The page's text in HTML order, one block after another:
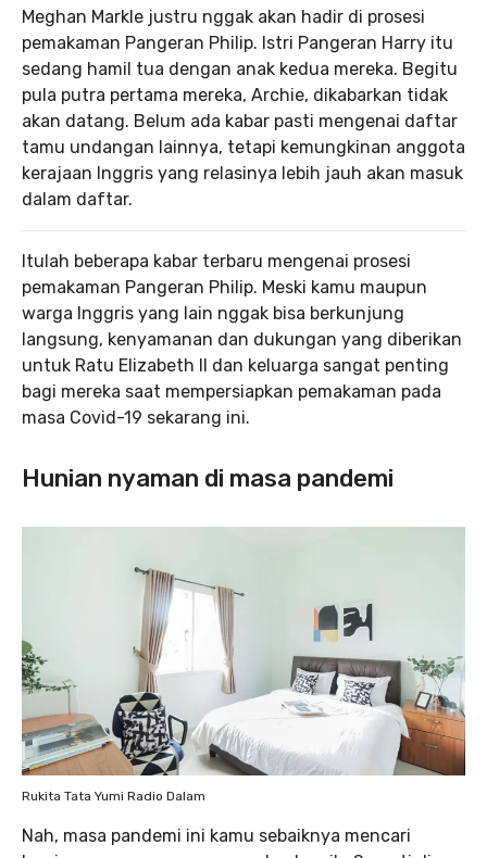
Meghan Markle justru nggak akan hadir di prosesi
pemakaman Pangeran Philip. Istri Pangeran Harry itu
sedang hamil tua dengan anak kedua mereka. Begitu
pula putra pertama mereka, Archie, dikabarkan tidak
akan datang. Belum ada kabar pasti mengenai daftar
tamu undangan lainnya, tetapi kemungkinan anggota
kerajaan Inggris yang relasinya lebih jauh akan masuk
dalam daftar.
Itulah beberapa kabar terbaru mengenai prosesi
pemakaman Pangeran Philip. Meski kamu maupun
warga Inggris yang lain nggak bisa berkunjung
langsung, kenyamanan dan dukungan yang diberikan
untuk Ratu Elizabeth II dan keluarga sangat penting
bagi mereka saat mempersiapkan pemakaman pada
masa Covid-19 sekarang ini.
Hunian nyaman di masa pandemi
Rukita Tata Yumi Radio Dalam
Nah, masa pandemi ini kamu sebaiknya mencari